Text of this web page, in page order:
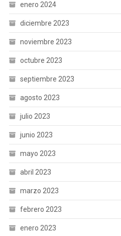
enero 2024
diciembre 2023
noviembre 2023
octubre 2023
septiembre 2023
agosto 2023
julio 2023
junio 2023
mayo 2023
abril 2023
marzo 2023
febrero 2023
enero 2023